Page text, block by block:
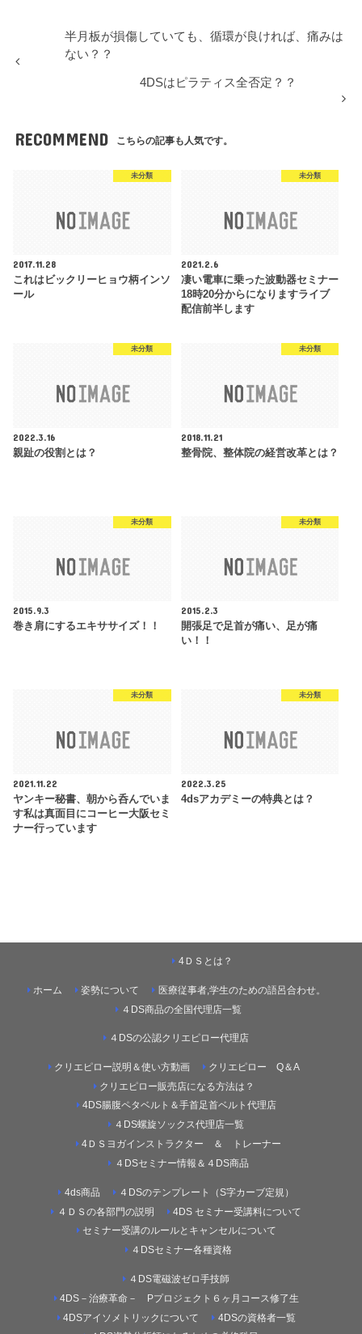
半月板が損傷していても、循環が良ければ、痛みは
ない？？
4DSはピラティス全否定？？
RECOMMEND こちらの記事も人気です。
未分類
2017.11.28
これはビックリーヒョウ柄インソ
ール
未分類
2021.2.6
凄い電車に乗った波動器セミナー
18時20分からになりますライブ
配信前半します
未分類
2022.3.16
親趾の役割とは？
未分類
2018.11.21
整骨院、整体院の経営改革とは？
未分類
2015.9.3
巻き肩にするエキササイズ！！
未分類
2015.2.3
開張足で足首が痛い、足が痛
い！！
未分類
2021.11.22
ヤンキー秘書、朝から呑んでいま
す私は真面目にコーヒー大阪セミ
ナー行っています
未分類
2022.3.25
4dsアカデミーの特典とは？
ホーム
4ＤＳとは？
姿勢について
医療従事者,学生のための語呂合わせ。
４DS商品の全国代理店一覧
４DSの公認クリエピロー代理店
クリエピロー説明＆使い方動画
クリエピロー Q＆A
クリエピロー販売店になる方法は？
4DS腸腹ペタベルト＆手首足首ベルト代理店
４DS螺旋ソックス代理店一覧
4ＤＳヨガインストラクター ＆ トレーナー
４DSセミナー情報＆４DS商品
4ds商品
４DSのテンプレート（S字カーブ定規）
４ＤＳの各部門の説明
4DS セミナー受講料について
セミナー受講のルールとキャンセルについて
４DSセミナー各種資格
４DS電磁波ゼロ手技師
4DS－治療革命－ Pプロジェクト６ヶ月コース修了生
4DSアイソメトリックについて
4DSの資格者一覧